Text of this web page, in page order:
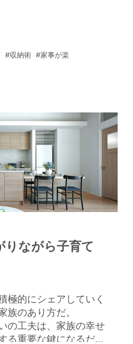
#収納術 #家事が楽
りながら子育て
極的にシェアしていく
族のあり方だ。
の工夫は、家族の幸せ
る重要な鍵になるだろ